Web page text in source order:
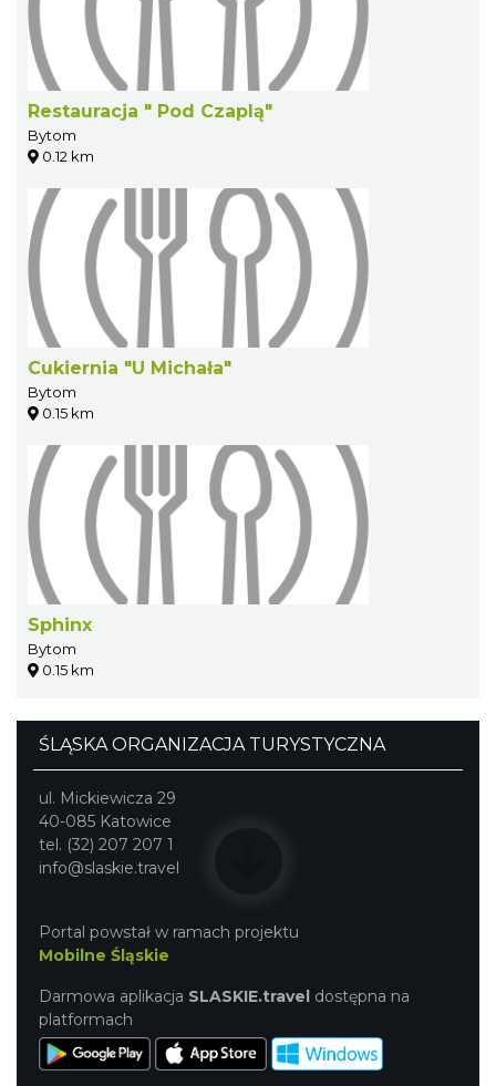
Restauracja " Pod Czaplą"
Bytom
0.12 km
Cukiernia "U Michała"
Bytom
0.15 km
Sphinx
Bytom
0.15 km
ŚLĄSKA ORGANIZACJA TURYSTYCZNA
ul. Mickiewicza 29
40-085 Katowice
tel. (32) 207 207 1
info@slaskie.travel
Portal powstał w ramach projektu
Mobilne Śląskie
Darmowa aplikacja SLASKIE.travel dostępna na
platformach